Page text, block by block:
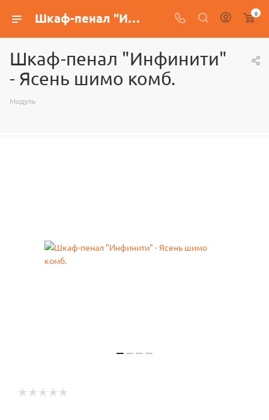
Шкаф-пенал "Инфинити" - Ясень шимо комб. 0
Шкаф-пенал "Инфинити"
- Ясень шимо комб.
Модуль